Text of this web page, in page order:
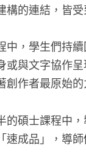
構的連結，皆
中，學生們持
或與文字協作
創作者最原始
的碩士課程中
速成品」，導